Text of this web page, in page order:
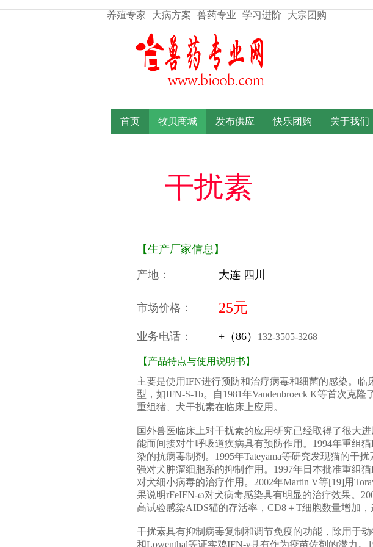
养殖专家 大病方案 兽药专业 学习进阶 大宗团购
首页 牧贝商城 发布供应 快乐团购 关于我们
干扰素
【生产厂家信息】
产地： 大连 四川
市场价格： 25元
业务电话： +（86） 132-3505-3268
【产品特点与使用说明书】
主要是使用IFN进行预防和治疗病毒和细菌的感染。
型，如IFN-S-1b。自1981年Vandenbroeck K等首次克
重组猪、犬干扰素在临床上应用。
国外兽医临床上对干扰素的应用研究已经取得了很大
能而间接对牛呼吸道疾病具有预防作用。1994年重组
染的抗病毒制剂。1995年Tateyama等研究发现猫的干
强对犬肿瘤细胞系的抑制作用。1997年日本批准重组
对犬细小病毒的治疗作用。2002年Martin V等[19]用
果说明rFeIFN-ω对犬病毒感染具有明显的治疗效果。
高试验感染AIDS猫的存活率，CD8＋T细胞数量增加
干扰素具有抑制病毒复制和调节免疫的功能，除用于
和Lowenthal等证实鸡IFN-γ具有作为疫苗佐剂的潜力